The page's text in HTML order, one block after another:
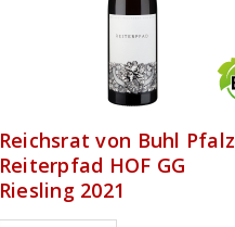
Reichsrat von Buhl Pfalz
Reiterpfad HOF GG
Riesling 2021